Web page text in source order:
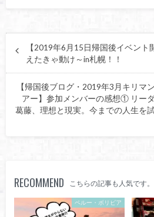
【2019年6月15日帰国後イベント
えたきゃ動け～in札幌！！
【帰国後ブログ・2019年3月キリマ
アー】参加メンバーの感想① リー
葛藤、理想と現実。今までの人生を
RECOMMEND こちらの記事も人気です。
ペルー・ボリビア